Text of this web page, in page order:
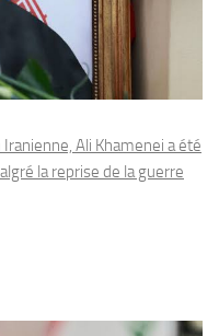
Ali Khamenei a été
la reprise de la guerre